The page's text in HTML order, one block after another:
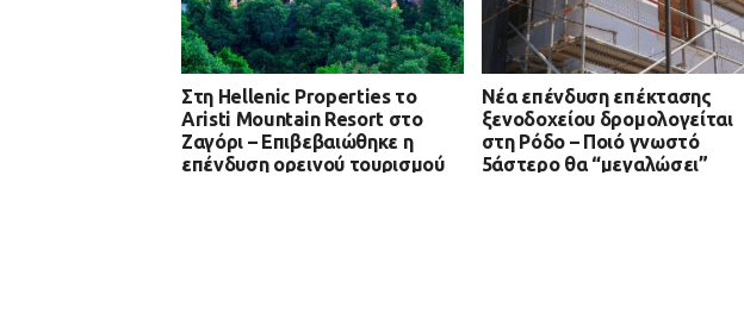
Στη Hellenic Properties το
Aristi Mountain Resort στο
Ζαγόρι – Επιβεβαιώθηκε η
επένδυση ορεινού τουρισμού
Νέα επένδυση επέκτασης
ξενοδοχείου δρομολογείται
στη Ρόδο – Ποιό γνωστό
5άστερο θα “μεγαλώσει”